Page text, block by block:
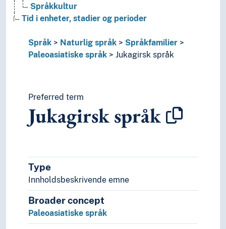
Språkkultur
Tid i enheter, stadier og perioder
Språk Naturlig språk
Språkfamilier
Paleoasiatiske språk
Jukagirsk språk
Preferred term
Jukagirsk språk
Type
Innholdsbeskrivende emne
Broader concept
Paleoasiatiske språk